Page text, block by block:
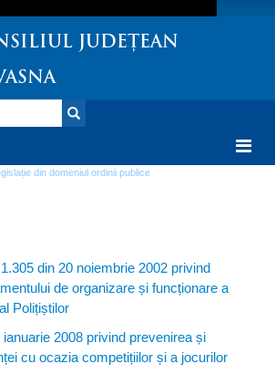
JUDEȚEAN
din domeniul ordinii publice
din 20 noiembrie 2002 privind
de organizare și funcționare a
Polițiștilor
2008 privind prevenirea și
cu ocazia competițiilor și a jocurilor